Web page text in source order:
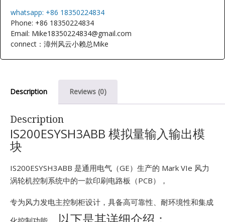
whatsapp: +86 18350224834
Phone: +86 18350224834
Email: Mike18350224834@gmail.com
connect：漳州风云小赖总Mike
Description Reviews (0)
Description
IS200ESYSH3ABB 模拟量输入输出模
块
IS200ESYSH3ABB 是通用电气（GE）生产的 Mark VIe 风力
涡轮机控制系统中的一款印刷电路板（PCB），
专为风力发电主控制柜设计，具备高可靠性、耐环境性和集成
以下是其详细介绍：